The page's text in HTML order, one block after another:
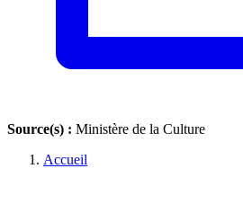
Source(s) : Ministère de la Culture
Accueil